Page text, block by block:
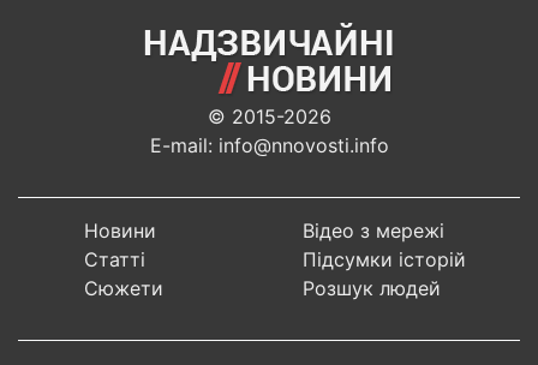
© 2015-2026
E-mail: info@nnovosti.info
Новини
Статті
Сюжети
Відео з мережі
Підсумки історій
Розшук людей